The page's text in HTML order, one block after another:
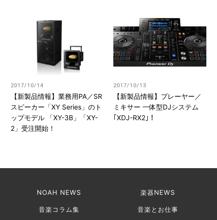
2017/10/14
【新製品情報】業務用PA／SR
スピーカー「XY Series」のト
ップモデル 「XY-3B」「XY-
2」受注開始！
2017/10/13
【新製品情報】プレーヤー／
ミキサー 一体型DJシステム
｢XDJ-RX2｣！
NOAH NEWS 楽器NEWS
音楽コラム集 音楽とお仕事